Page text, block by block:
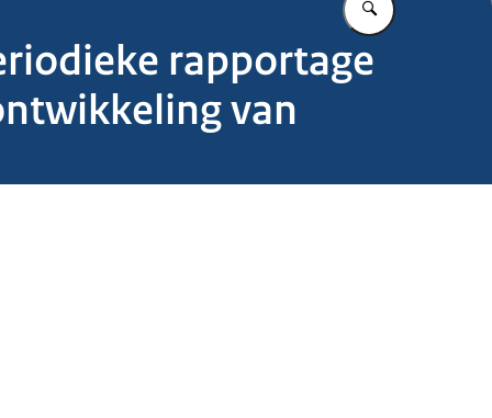
rapportage
van